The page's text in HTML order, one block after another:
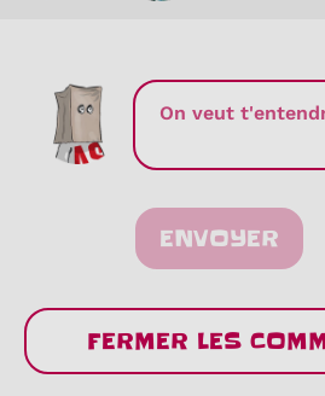
ENVOYER
FERMER LES